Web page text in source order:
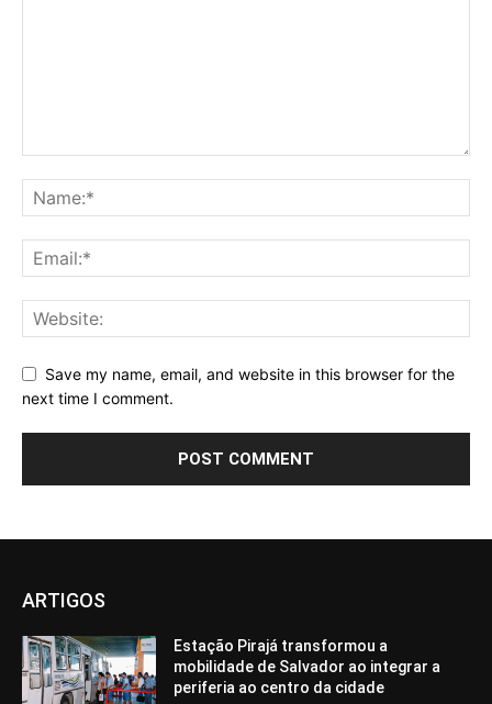
Save my name, email, and website in this browser for the
next time I comment.
ARTIGOS
Estação Pirajá transformou a
mobilidade de Salvador ao integrar a
periferia ao centro da cidade